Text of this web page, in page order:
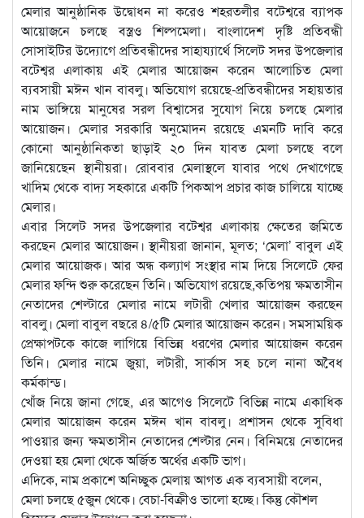
মেলার আনুষ্ঠানিক উদ্বোধন না করেও শহরতলীর বটেশ্বরে ব্যাপক
আয়োজনে চলছে বস্ত্রও শিল্পমেলা। বাংলাদেশ দৃষ্টি প্রতিবন্ধী
সোসাইটির উদ্যোগে প্রতিবন্ধীদের সাহায্যার্থে সিলেট সদর উপজেলার
বটেশ্বর এলাকায় এই মেলার আয়োজন করেন আলোচিত মেলা
ব্যবসায়ী মঈন খান বাবলু। অভিযোগ রয়েছে-প্রতিবন্ধীদের সহায়তার
নাম ভাঙ্গিয়ে মানুষের সরল বিশ্বাসের সুযোগ নিয়ে চলছে মেলার
আয়োজন। মেলার সরকারি অনুমোদন রয়েছে এমনটি দাবি করে
কোনো আনুষ্ঠানিকতা ছাড়াই ২০ দিন যাবত মেলা চলছে বলে
জানিয়েছেন স্থানীয়রা। রোববার মেলাস্থলে যাবার পথে দেখাগেছে
খাদিম থেকে বাদ্য সহকারে একটি পিকআপ প্রচার কাজ চালিয়ে যাচ্ছে
মেলার।
এবার সিলেট সদর উপজেলার বটেশ্বর এলাকায় ক্ষেতের জমিতে
করছেন মেলার আয়োজন। স্থানীয়রা জানান, মূলত; ‘মেলা’ বাবুল এই
মেলার আয়োজক। আর অন্ধ কল্যাণ সংস্থার নাম দিয়ে সিলেটে ফের
মেলার ফন্দি শুরু করেছেন তিনি। অভিযোগ রয়েছে,কতিপয় ক্ষমতাসীন
নেতাদের শেল্টারে মেলার নামে লটারী খেলার আয়োজন করছেন
বাবলু। মেলা বাবুল বছরে ৪/৫টি মেলার আয়োজন করেন। সমসাময়িক
প্রেক্ষাপটকে কাজে লাগিয়ে বিভিন্ন ধরণের মেলার আয়োজন করেন
তিনি। মেলার নামে জুয়া, লটারী, সার্কাস সহ চলে নানা অবৈধ
কর্মকান্ড।
খোঁজ নিয়ে জানা গেছে, এর আগেও সিলেটে বিভিন্ন নামে একাধিক
মেলার আয়োজন করেন মঈন খান বাবলু। প্রশাসন থেকে সুবিধা
পাওয়ার জন্য ক্ষমতাসীন নেতাদের শেল্টার নেন। বিনিময়ে নেতাদের
দেওয়া হয় মেলা থেকে অর্জিত অর্থের একটি ভাগ।
এদিকে, নাম প্রকাশে অনিচ্ছুক মেলায় আগত এক ব্যবসায়ী বলেন,
মেলা চলছে ৫জুন থেকে। বেচা-বিক্রীও ভালো হচ্ছে। কিন্তু কৌশল